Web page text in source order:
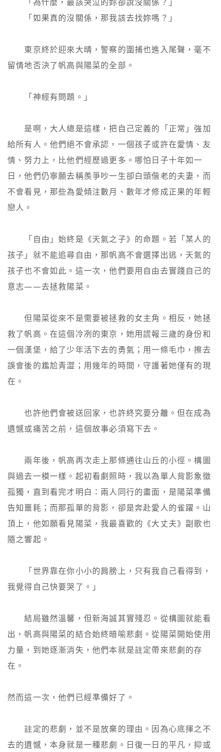
「如果真的沒關係，那我該去找妳嗎？」
東京終於迎來大晴，警察的圍捕也進入尾聲，毫不
留情地否決了帆高與陽菜的全部。
「神經有問題。」
是啊，大人總是這樣，把自己定義的「正常」強加
給所有人。他們絕不會承認，一個孩子或許在愛情、友
情、努力上，比他們經歷過更多。哪怕日子十年如一
日，他們仍寧願去稱羨爭吵一生卻白頭偕老的夫妻，而
不會看見，那些為愛傾注數月、數年才修成正果的年輕
戀人。
「自由」始終是《天氣之子》的命題。若「某人的
孩子」就不能追尋自由，那帆高不會選擇出逃，天氣的
孩子也不會如此。這一次，他們要用自由去實踐自己的
意志——去拯救陽菜。
但陽菜從來不是需要被拯救的女主角。相反，她拯
救了帆高。在這個冷冽的東京，她用謊報三歲的身份和
一個漢堡，給了少年活下去的勇氣；用一條毛巾，擦去
誤會後的尷尬青澀；用幾年的時間，守護著她僅有的現
在。
也許他們會被送回家，也許終究要分離。但在成為
遺憾或痛苦之前，這個故事必須寫下去。
兩年後，帆高再次走上那條通往山丘的小徑。構圖
與過去一模一樣。起初看劇照時，我以為單人背影象徵
孤獨，直到看完才明白：兩人同行的畫面，是陽菜準備
告知噩耗；而那孤單的背影，卻是奔赴愛人的雀躍。山
頂上，他如願看見陽菜，我最喜歡的《大丈夫》副歌也
隨之響起。
「世界靠在你小小的肩膀上，只有我自己看得到，
我覺得自己快要哭了。」
結局雖然溫馨，但新海誠其實殘忍。從構圖就能看
出，帆高與陽菜的結合始終暗喻悲劇。從陽菜開始使用
力量，到她逐漸消失，他們本就是註定帶來悲劇的存
在。
然而這一次，他們已經準備好了。
註定的悲劇，並不是放棄的理由。因為心底揮之不
去的遺憾，本身就是一種悲劇。日復一日的平凡，抑或